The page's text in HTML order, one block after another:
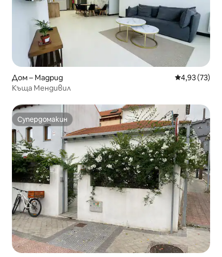
Дом – Мадрид Средна
4,93 (73)
Къща Мендивил
Супердомакин
Супердомакин